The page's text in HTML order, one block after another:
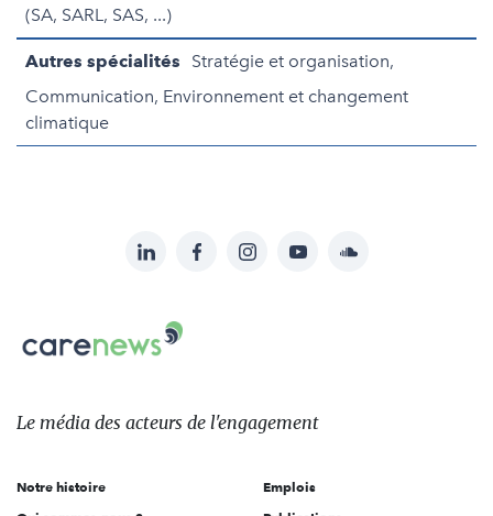
(SA, SARL, SAS, ...)
Autres spécialités
Stratégie et organisation,
Communication, Environnement et changement
climatique
sur:
LinkedInFacebookInstagramYouTubeSoundcloud
Carenews,
Le
des
l'engagement
Le média des acteurs de l'engagement
Notre histoire
Emplois